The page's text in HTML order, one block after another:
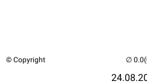
© Copyright